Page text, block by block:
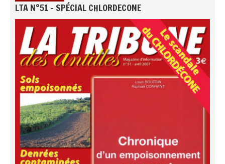
LTA N°51 - SPÉCIAL CHLORDECONE